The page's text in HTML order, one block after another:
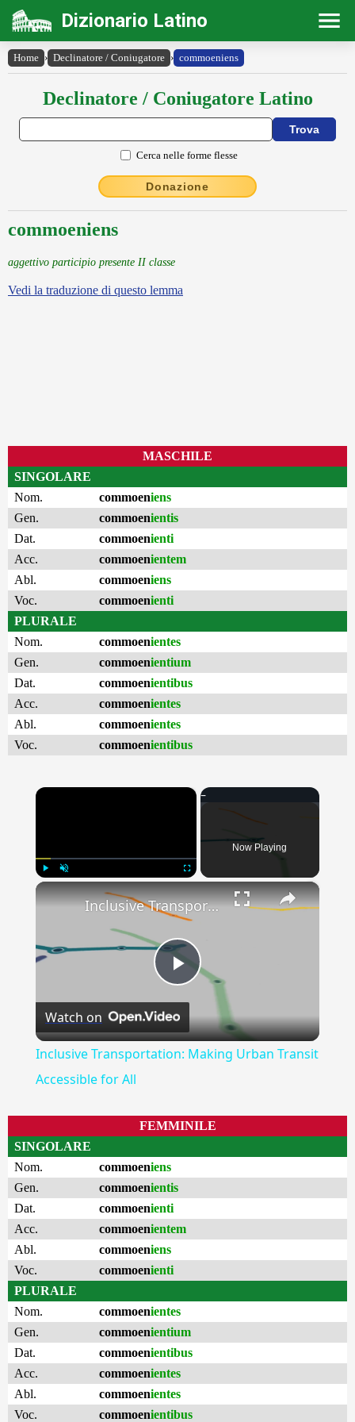
Dizionario Latino
Home › Declinatore / Coniugatore › commoeniens
Declinatore / Coniugatore Latino
Cerca nelle forme flesse
Donazione
commoeniens
aggettivo participio presente II classe
Vedi la traduzione di questo lemma
MASCHILE
SINGOLARE
Nom.
commoeniens
Gen.
commoenientis
Dat.
commoenienti
Acc.
commoenientem
Abl.
commoeniens
Voc.
commoenienti
PLURALE
Nom.
commoenientes
Gen.
commoenientium
Dat.
commoenientibus
Acc.
commoenientes
Abl.
commoenientes
Voc.
commoenientibus
×
Now Playing
×
Play
Video
Inclusive Transportation: Making Urban Transit Accessible for All
Watch on
Inclusive Transportation: Making Urban Transit
Accessible for All
FEMMINILE
SINGOLARE
Nom.
commoeniens
Gen.
commoenientis
Dat.
commoenienti
Acc.
commoenientem
Abl.
commoeniens
Voc.
commoenienti
PLURALE
Nom.
commoenientes
Gen.
commoenientium
Dat.
commoenientibus
Acc.
commoenientes
Abl.
commoenientes
Voc.
commoenientibus